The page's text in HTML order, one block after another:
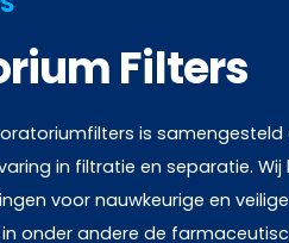
Filters
is samengesteld
in filtratie en separatie. Wij
voor nauwkeurige en veilige
onder andere de